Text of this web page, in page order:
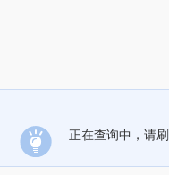
正在查询中，请